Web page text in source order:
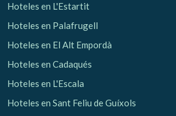
Hoteles en L'Estartit
Hoteles en Palafrugell
Hoteles en El Alt Empordà
Hoteles en Cadaqués
Hoteles en L'Escala
Hoteles en Sant Feliu de Guíxols